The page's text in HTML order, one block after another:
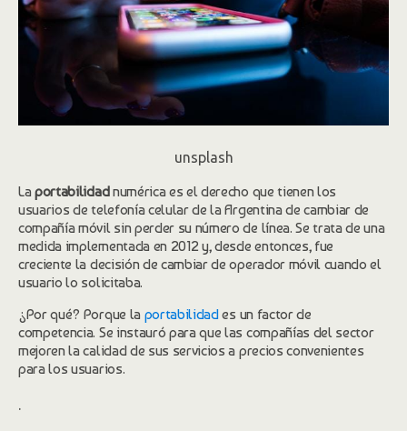
unsplash
Laportabilidadnumérica es el derecho que tienen los
usuarios de telefonía celular de la Argentina de cambiar de
compañía móvil sin perder su número de línea. Se trata de una
medida implementada en 2012 y, desde entonces, fue
creciente la decisión de cambiar de operador móvil cuando el
usuario lo solicitaba.
¿Por qué? Porque la portabilidades un factor de
competencia. Se instauró para que las compañías del sector
mejoren la calidad de sus servicios a precios convenientes
para los usuarios.
.